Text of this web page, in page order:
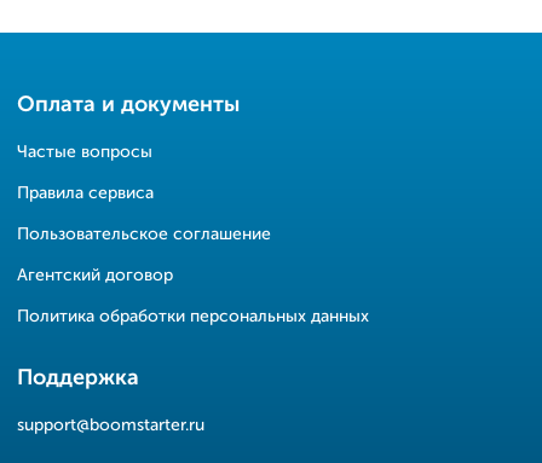
Оплата и документы
Частые вопросы
Правила сервиса
Пользовательское соглашение
Агентский договор
Политика обработки персональных данных
Поддержка
support@boomstarter.ru